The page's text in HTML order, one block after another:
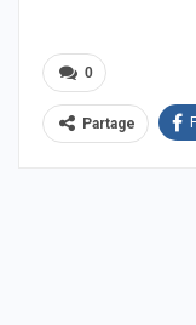
0
Partage